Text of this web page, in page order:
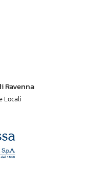
Ravenna
Locali